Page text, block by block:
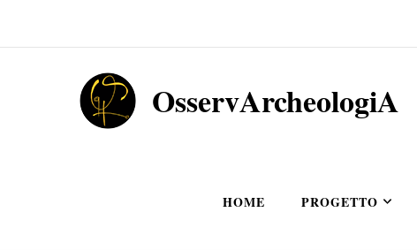
OsservArcheologiA
HOME PROGETTO